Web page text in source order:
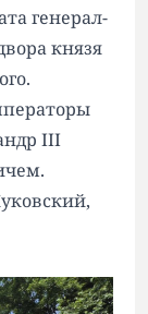
генерал-
князя
III